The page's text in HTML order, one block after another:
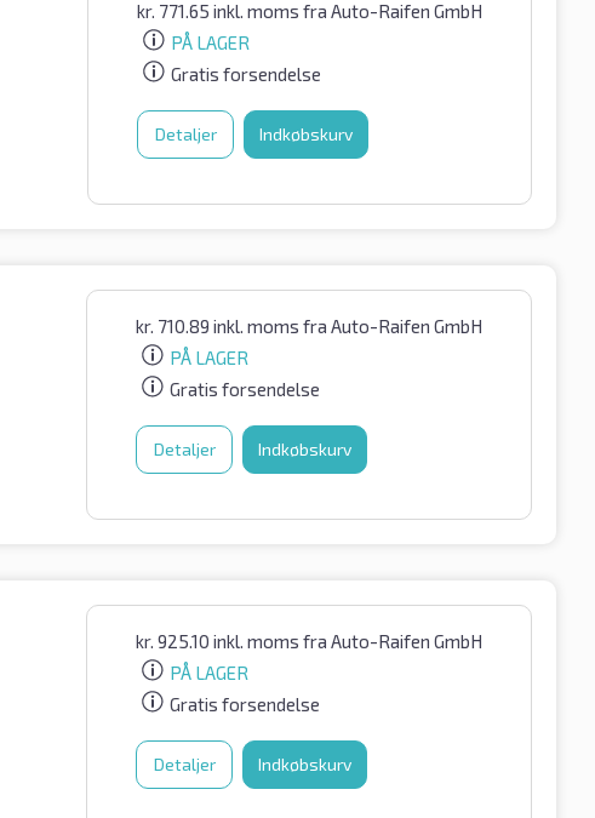
kr. 771.65 inkl. moms fra Auto-Raifen GmbH
PÅ LAGER
Gratis forsendelse
Detaljer Indkøbskurv
kr. 710.89 inkl. moms fra Auto-Raifen GmbH
PÅ LAGER
Gratis forsendelse
Detaljer Indkøbskurv
kr. 925.10 inkl. moms fra Auto-Raifen GmbH
PÅ LAGER
Gratis forsendelse
Detaljer Indkøbskurv